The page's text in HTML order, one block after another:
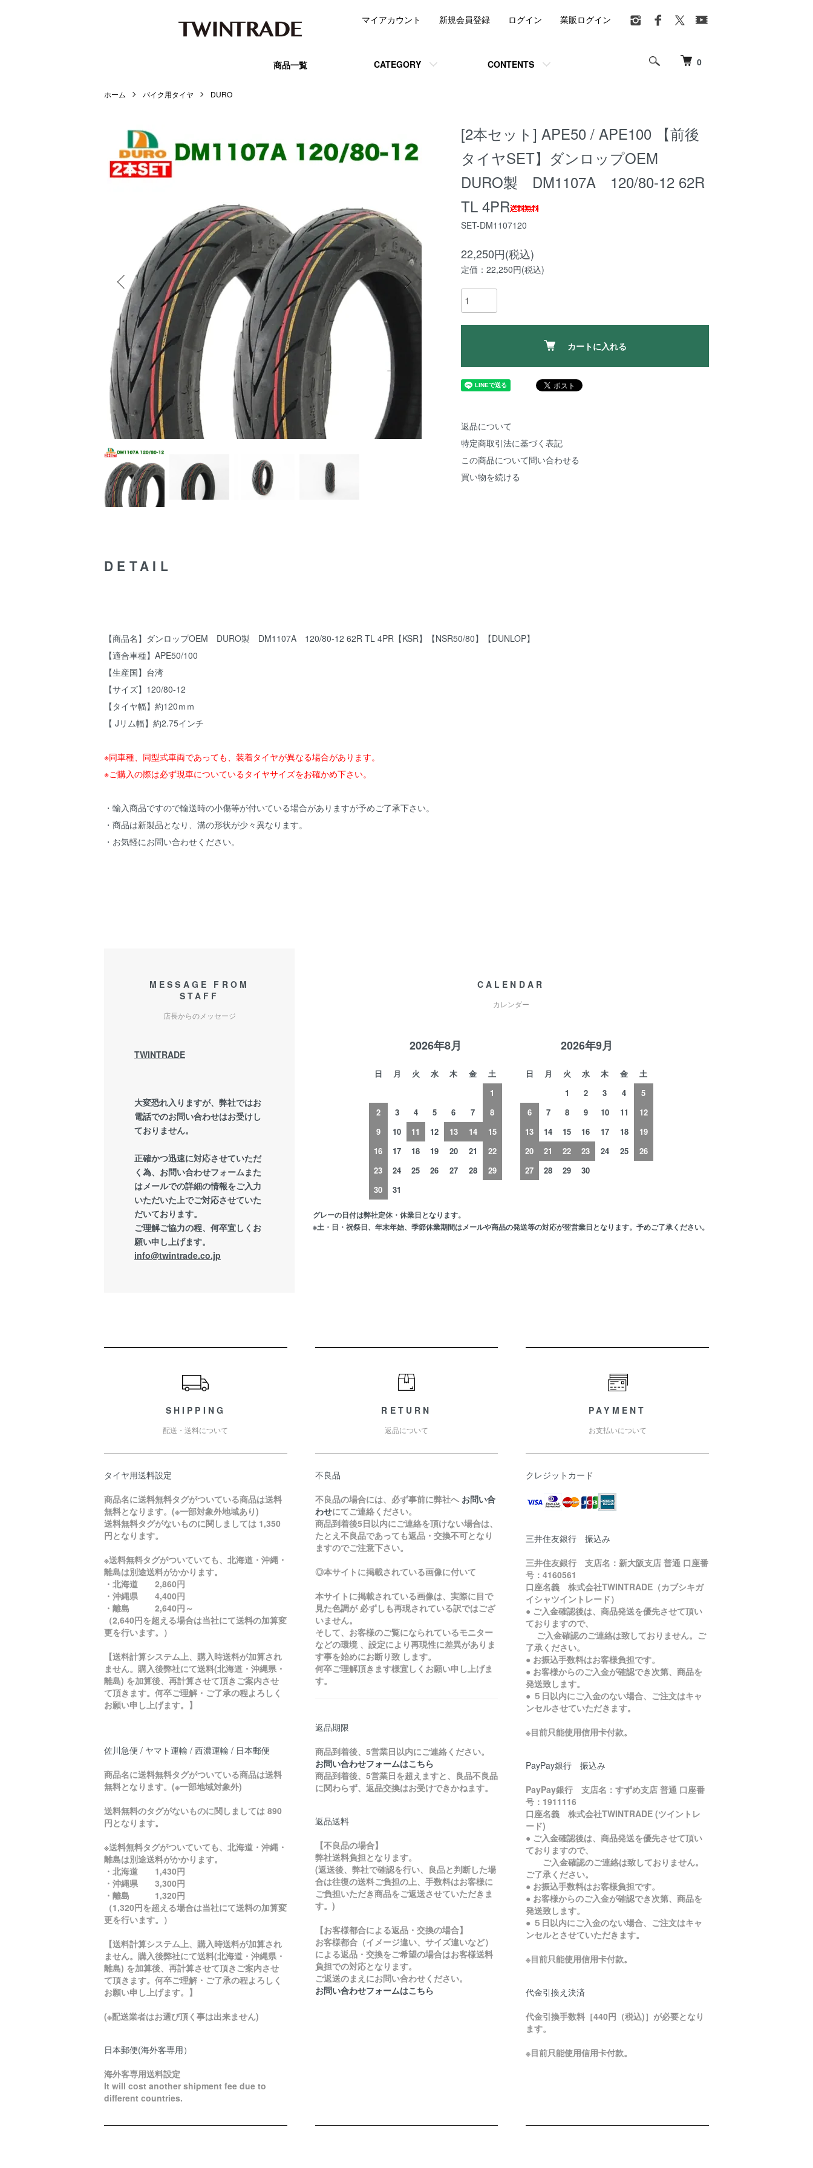
0
商品一覧 CATEGORY CONTENTS
マイアカウント 新規会員登録 ログイン 業販ログイン
ホーム バイク用タイヤ DURO
[2本セット] APE50 / APE100 【前後
タイヤSET】ダンロップOEM
DURO製 DM1107A 120/80-12 62R
TL 4PR
SET-DM1107120
22,250円(税込)
定価：22,250円(税込)
カートに入れる
返品について
特定商取引法に基づく表記
この商品について問い合わせる
買い物を続ける
DETAIL
【商品名】ダンロップOEM DURO製 DM1107A 120/80-12 62R TL 4PR【KSR】【NSR50/80】【DUNLOP】
【適合車種】APE50/100
【生産国】台湾
【サイズ】120/80-12
【タイヤ幅】約120ｍｍ
【 Jリム幅】約2.75インチ
※同車種、同型式車両であっても、装着タイヤが異なる場合があります。
※ご購入の際は必ず現車についているタイヤサイズをお確かめ下さい。
・輸入商品ですので輸送時の小傷等が付いている場合がありますが予めご了承下さい。
・商品は新製品となり、溝の形状が少々異なります。
・お気軽にお問い合わせください。
MESSAGE FROM
STAFF
店長からのメッセージ
TWINTRADE
大変恐れ入りますが、弊社ではお
電話でのお問い合わせはお受けし
ておりません。
正確かつ迅速に対応させていただ
く為、お問い合わせフォームまた
はメールでの詳細の情報をご入力
いただいた上でご対応させていた
だいております。
ご理解ご協力の程、何卒宜しくお
願い申し上げます。
info@twintrade.co.jp
CALENDAR
カレンダー
2026年8月
日 月 火 水 木 金
土
1
2
3 4 5 6 7
8
9
10 11 12 13 14
15
16
17 18 19 20 21
22
23
24 25 26 27 28
29
30
31
2026年9月
日 月 火 水 木 金
土
1
2 3 4
5
6
7 8 9 10 11
12
13
14 15 16 17 18
19
20
21 22 23 24 25
26
27
28 29 30
グレーの日付は弊社定休・休業日となります。
※土・日・祝祭日、年末年始、季節休業期間はメールや商品の発送等の対応が翌営業日となります。予めご了承ください。
SHIPPING
配送・送料について
タイヤ用送料設定
商品名に送料無料タグがついている商品は送料
無料となります。(※一部対象外地域あり)
送料無料タグがないものに関しましては 1,350
円となります。
※送料無料タグがついていても、北海道・沖縄・
離島は別途送料がかかります。
・北海道 2,860円
・沖縄県 4,400円
・離島 2,640円～
（2,640円を超える場合は当社にて送料の加算変
更を行います。）
【送料計算システム上、購入時送料が加算され
ません。購入後弊社にて送料(北海道・沖縄県・
離島) を加算後、再計算させて頂きご案内させ
て頂きます。何卒ご理解・ご了承の程よろしく
お願い申し上げます。】
佐川急便 / ヤマト運輸 / 西濃運輸 / 日本郵便
商品名に送料無料タグがついている商品は送料
無料となります。(※一部地域対象外)
送料無料のタグがないものに関しましては 890
円となります。
※送料無料タグがついていても、北海道・沖縄・
離島は別途送料がかかります。
・北海道 1,430円
・沖縄県 3,300円
・離島 1,320円
（1,320円を超える場合は当社にて送料の加算変
更を行います。）
【送料計算システム上、購入時送料が加算され
ません。購入後弊社にて送料(北海道・沖縄県・
離島) を加算後、再計算させて頂きご案内させ
て頂きます。何卒ご理解・ご了承の程よろしく
お願い申し上げます。】
(※配送業者はお選び頂く事は出来ません)
日本郵便(海外客専用）
海外客専用送料設定
It will cost another shipment fee due to
different countries.
RETURN
返品について
不良品
不良品の場合には、必ず事前に弊社へ お問い合
わせにてご連絡ください。
商品到着後5日以内にご連絡を頂けない場合は、
たとえ不良品であっても返品・交換不可となり
ますのでご注意下さい。
◎本サイトに掲載されている画像に付いて
本サイトに掲載されている画像は、実際に目で
見た色調が 必ずしも再現されている訳ではござ
いません。
そして、お客様のご覧になられているモニター
などの環境 、設定により再現性に差異がありま
す事を始めにお断り致 します。
何卒ご理解頂きます様宜しくお願い申し上げま
す。
返品期限
商品到着後、5営業日以内にご連絡ください。
お問い合わせフォームはこちら
商品到着後、5営業日を超えますと、良品不良品
に関わらず、返品交換はお受けできかねます。
返品送料
【不良品の場合】
弊社送料負担となります。
(返送後、弊社で確認を行い、良品と判断した場
合は往復の送料ご負担の上、手数料はお客様に
ご負担いただき商品をご返送させていただきま
す。)
【お客様都合による返品・交換の場合】
お客様都合（イメージ違い、サイズ違いなど）
による返品・交換をご希望の場合はお客様送料
負担での対応となります。
ご返送のまえにお問い合わせください。
お問い合わせフォームはこちら
PAYMENT
お支払いについて
クレジットカード
三井住友銀行 振込み
三井住友銀行 支店名：新大阪支店 普通 口座番
号：4160561
口座名義 株式会社TWINTRADE（カブシキガ
イシャツイントレード）
● ご入金確認後は、商品発送を優先させて頂い
ておりますので、
ご入金確認のご連絡は致しておりません。ご
了承ください。
● お振込手数料はお客様負担です。
● お客様からのご入金が確認でき次第、商品を
発送致します。
● ５日以内にご入金のない場合、ご注文はキャ
ンセルさせていただきます。
※目前只能使用信用卡付款。
PayPay銀行 振込み
PayPay銀行 支店名：すずめ支店 普通 口座番
号：1911116
口座名義 株式会社TWINTRADE (ツイントレ
ード)
● ご入金確認後は、商品発送を優先させて頂い
ておりますので、
ご入金確認のご連絡は致しておりません。
ご了承ください。
● お振込手数料はお客様負担です。
● お客様からのご入金が確認でき次第、商品を
発送致します。
● ５日以内にご入金のない場合、ご注文はキャ
ンセルとさせていただきます。
※目前只能使用信用卡付款。
代金引換え決済
代金引換手数料［440円（税込)］が必要となり
ます。
※目前只能使用信用卡付款。